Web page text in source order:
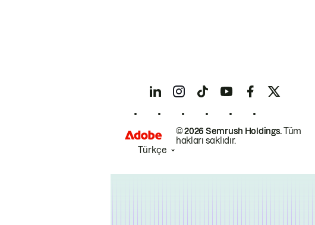
© 2026 Semrush Holdings.Tüm
hakları saklıdır.
Türkçe